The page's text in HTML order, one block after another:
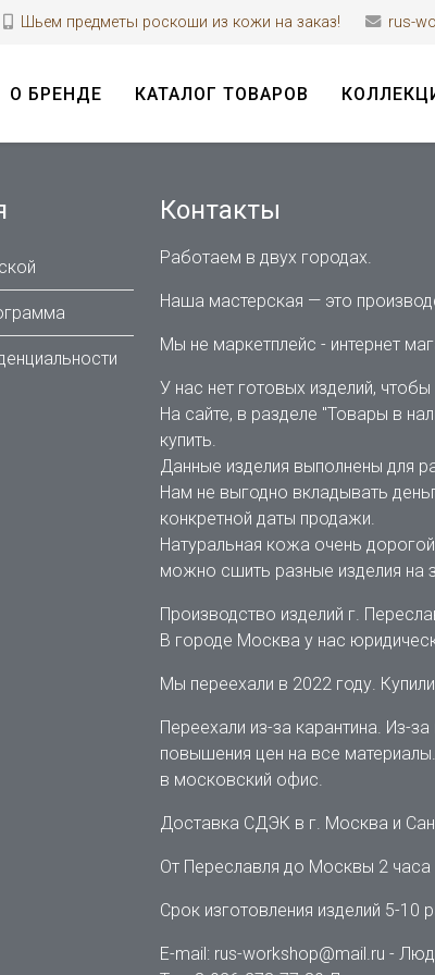
Шьем предметы роскоши из кожи на заказ! rus-
О БРЕНДЕ КАТАЛОГ ТОВАРОВ
Контакты
Работаем в двух городах.
Наша мастерская — это
Мы не маркетплейс - интернет
У нас нет готовых изделий,
На сайте, в разделе "Товары в
купить.
Данные изделия выполнены для
Нам не выгодно вкладывать
конкретной даты продажи.
Натуральная кожа очень
можно сшить разные изделия на
Производство изделий г.
В городе Москва у нас
Мы переехали в 2022 году.
Переехали из-за карантина. Из-
повышения цен на все
в московский офис.
Доставка СДЭК в г. Москва и
От Переславля до Москвы 2 часа
Срок изготовления изделий 5-10
E-mail: rus-workshop@mail.ru -